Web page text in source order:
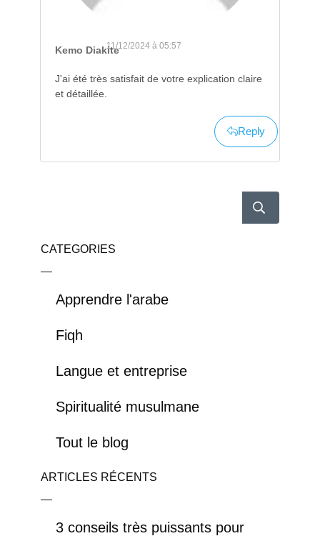
Kemo Diakite11/12/2024 à 05:57
J'ai été très satisfait de votre explication claire
et détaillée.
Reply
CATEGORIES
Apprendre l'arabe
Fiqh
Langue et entreprise
Spiritualité musulmane
Tout le blog
ARTICLES RÉCENTS
3 conseils très puissants pour